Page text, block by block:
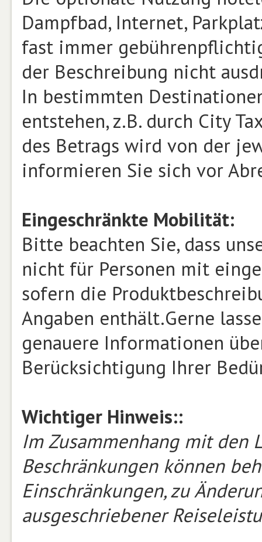
Dampfbad, Internet,
fast immer
der Beschreibung nicht
In bestimmten
entstehen, z.B. durch City
des Betrags wird von der
informieren Sie sich vor
Eingeschränkte Mobilität:
Bitte beachten Sie, dass
nicht für Personen mit
sofern die
Angaben enthält.Gerne
genauere Informationen
Berücksichtigung Ihrer
Wichtiger Hinweis::
Im Zusammenhang mit den
Beschränkungen können
Einschränkungen, zu
ausgeschriebener